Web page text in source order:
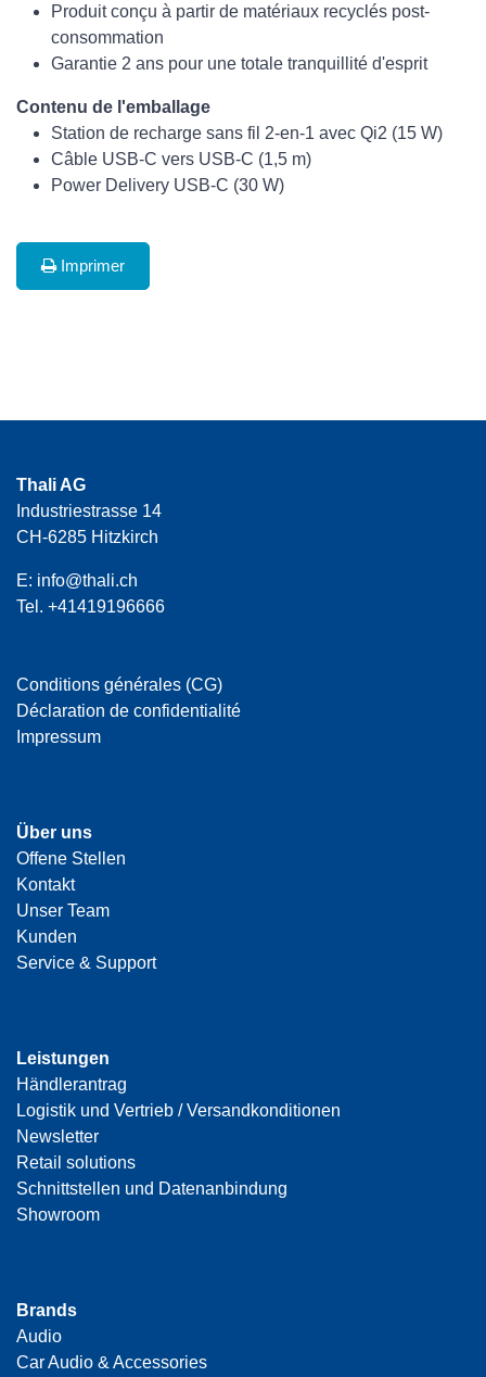
Produit conçu à partir de matériaux recyclés post-
consommation
Garantie 2 ans pour une totale tranquillité d'esprit
Contenu de l'emballage
Station de recharge sans fil 2-en-1 avec Qi2 (15 W)
Câble USB-C vers USB-C (1,5 m)
Power Delivery USB-C (30 W)
Imprimer
Thali AG
Industriestrasse 14
CH-6285 Hitzkirch
E: info@thali.ch
Tel. +41419196666
Conditions générales (CG)
Déclaration de confidentialité
Impressum
Über uns
Offene Stellen
Kontakt
Unser Team
Kunden
Service & Support
Leistungen
Händlerantrag
Logistik und Vertrieb / Versandkonditionen
Newsletter
Retail solutions
Schnittstellen und Datenanbindung
Showroom
Brands
Audio
Car Audio & Accessories